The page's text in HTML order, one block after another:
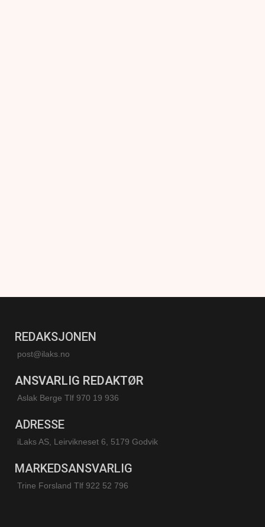
REDAKSJONEN
post@ilaks.no
ANSVARLIG REDAKTØR
Aslak Berge Tlf 970 19 936
ADRESSE
iLaks AS, Leirvikneset 6, 5179 Godvik
MARKEDSANSVARLIG
Trine Forsland Tlf 922 52 796